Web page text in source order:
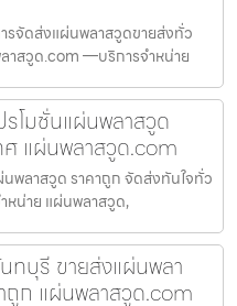
รจัดส่งแผ่นพลาสวูดขายส่งทั่ว
าสวูด.com —บริการจำหน่าย
โมชั่นแผ่นพลาสวูด
ศ แผ่นพลาสวูด.com
พลาสวูด ราคาถูก จัดส่งทันใจทั่ว
หน่าย แผ่นพลาสวูด,
ทบุรี ขายส่งแผ่นพลา
ถูก แผ่นพลาสวูด.com